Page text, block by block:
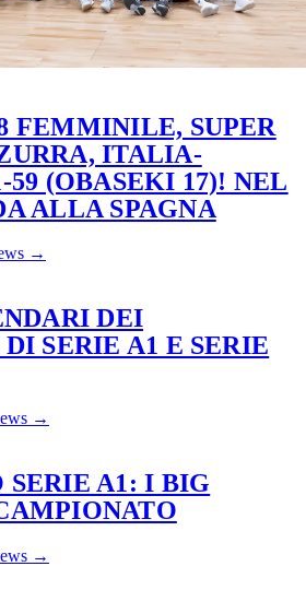
FEMMINILE, SUPER
ITALIA-
59 (OBASEKI 17)! NEL
ALLA SPAGNA
→
DEI
SERIE A1 E SERIE
→
SERIE A1: I BIG
→